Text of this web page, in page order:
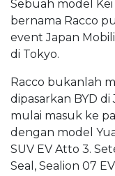
Sebuah model
bernama Racco
event Japan
di Tokyo.
Racco bukanlah
dipasarkan BYD di
mulai masuk ke
dengan model
SUV EV Atto 3.
Seal, Sealion 07